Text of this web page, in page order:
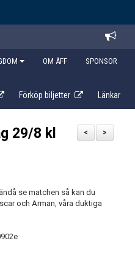
OM ÄFF SPONSOR
Förköp biljetter Länkar
>
<
29/8 kl
se matchen så kan du
och Arman, våra duktiga